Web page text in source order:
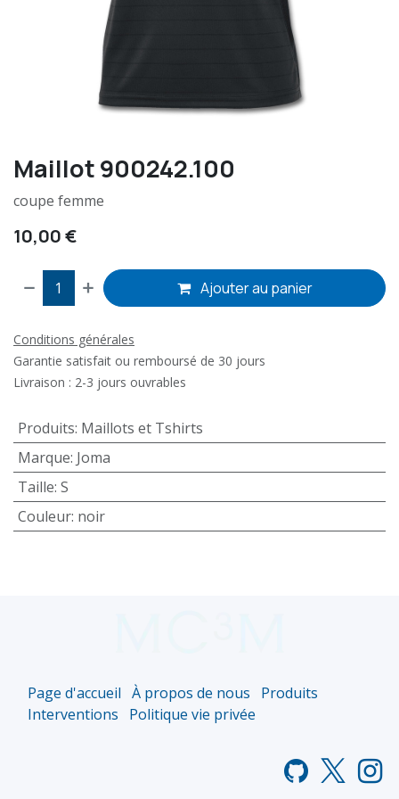
Maillot 900242.100
coupe femme
10,00€
Ajouter au panier
Conditions générales
Garantie satisfait ou remboursé de 30 jours
Livraison : 2-3 jours ouvrables
Produits: Maillots et Tshirts
Marque: Joma
Taille: S
Couleur: noir
Page d'accueil À propos de nous
Produits
Interventions
Politique vie privée